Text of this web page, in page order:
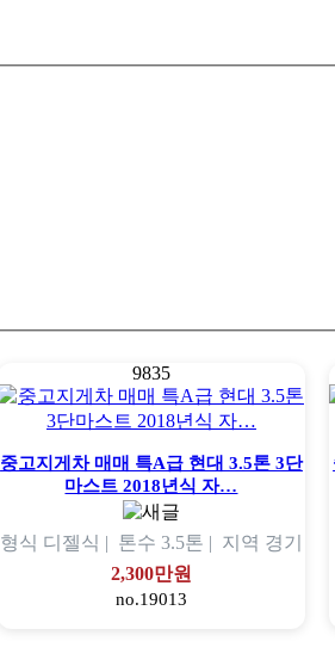
9835
중고지게차 매매 특A급 현대 3.5톤 3단
마스트 2018년식 자…
형식 디젤식 | 톤수 3.5톤 | 지역 경기
2,300만원
no.19013